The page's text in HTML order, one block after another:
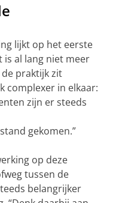
lijkt op het eerste
is al lang niet meer
de praktijk zit
complexer in elkaar:
zijn er steeds
gekomen.”
op deze
tussen de
belangrijker